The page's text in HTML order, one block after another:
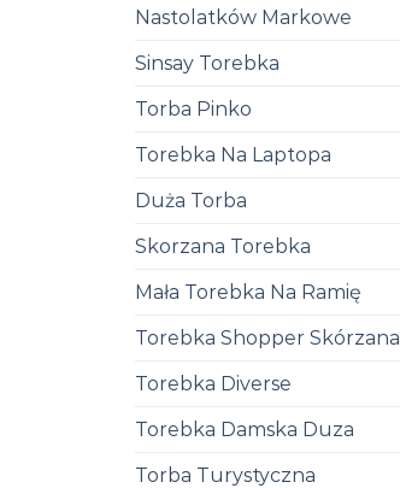
Nastolatków Markowe
Sinsay Torebka
Torba Pinko
Torebka Na Laptopa
Duża Torba
Skorzana Torebka
Mała Torebka Na Ramię
Torebka Shopper Skórzana
Torebka Diverse
Torebka Damska Duza
Torba Turystyczna